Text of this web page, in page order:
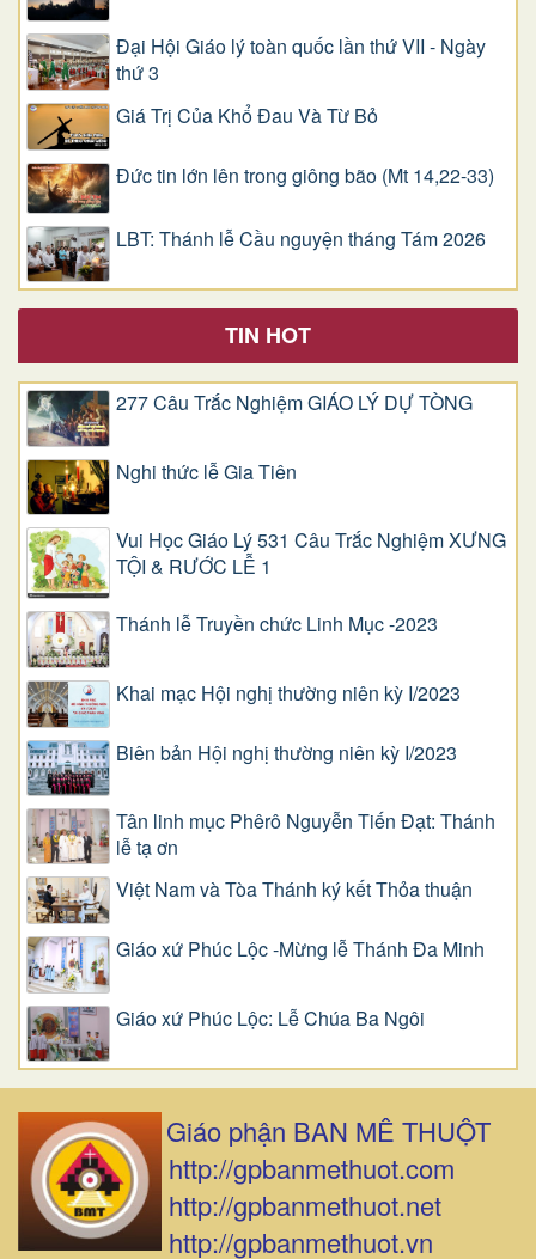
Đại Hội Giáo lý toàn quốc lần thứ VII - Ngày
thứ 3
Giá Trị Của Khổ Ðau Và Từ Bỏ
Đức tin lớn lên trong giông bão (Mt 14,22-33)
LBT: Thánh lễ Cầu nguyện tháng Tám 2026
TIN HOT
277 Câu Trắc Nghiệm GIÁO LÝ DỰ TÒNG
Nghi thức lễ Gia Tiên
Vui Học Giáo Lý 531 Câu Trắc Nghiệm XƯNG
TỘI & RƯỚC LỄ 1
Thánh lễ Truyền chức Linh Mục -2023
Khai mạc Hội nghị thường niên kỳ I/2023
Biên bản Hội nghị thường niên kỳ I/2023
Tân linh mục Phêrô Nguyễn Tiến Đạt: Thánh
lễ tạ ơn
Việt Nam và Tòa Thánh ký kết Thỏa thuận
Giáo xứ Phúc Lộc -Mừng lễ Thánh Đa Minh
Giáo xứ Phúc Lộc: Lễ Chúa Ba Ngôi
Giáo phận BAN MÊ THUỘT
http://gpbanmethuot.com
http://gpbanmethuot.net
http://gpbanmethuot.vn